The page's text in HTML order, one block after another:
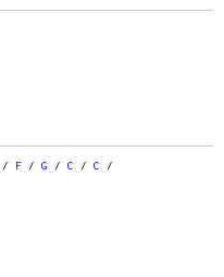
/ F / G / C / C /